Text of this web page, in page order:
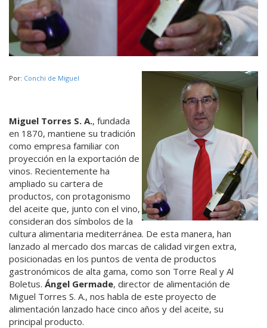
Por: Conchi de Miguel
Miguel Torres S. A., fundada
en 1870, mantiene su tradición
como empresa familiar con
proyección en la exportación de
vinos. Recientemente ha
ampliado su cartera de
productos, con protagonismo
del aceite que, junto con el vino,
consideran dos símbolos de la
cultura alimentaria mediterránea. De esta manera, han
lanzado al mercado dos marcas de calidad virgen extra,
posicionadas en los puntos de venta de productos
gastronómicos de alta gama, como son Torre Real y Al
Boletus. Ángel Germade, director de alimentación de
Miguel Torres S. A., nos habla de este proyecto de
alimentación lanzado hace cinco años y del aceite, su
principal producto.